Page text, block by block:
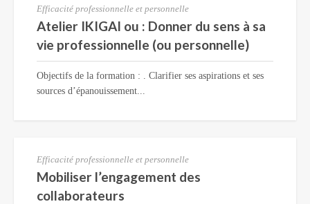
Efficacité professionnelle et personnelle
Atelier IKIGAI ou : Donner du sens à sa
vie professionnelle (ou personnelle)
Objectifs de la formation : . Clarifier ses aspirations et ses
sources d’épanouissement...
Efficacité professionnelle et personnelle
Mobiliser l’engagement des
collaborateurs